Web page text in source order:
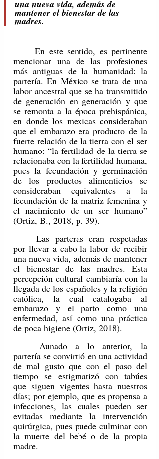
una nueva vida, además de
mantener el bienestar de las
madres.
	En este sentido, es pertinente
mencionar una de las profesiones
más antiguas de la humanidad: la
partería. En México se trata de una
labor ancestral que se ha transmitido
de generación en generación y que
se remonta a la época prehispánica,
en donde los mexicas consideraban
que el embarazo era producto de la
fuerte relación de la tierra con el ser
humano: “la fertilidad de la tierra se
relacionaba con la fertilidad humana,
pues la fecundación y germinación
de los productos alimenticios se
consideraban equivalentes a la
fecundación de la matriz femenina y
el nacimiento de un ser humano”
(Ortiz, B., 2018, p. 39).
	Las parteras eran respetadas
por llevar a cabo la labor de recibir
una nueva vida, además de mantener
el bienestar de las madres. Esta
percepción cultural cambiaría con la
llegada de los españoles y la religión
católica, la cual catalogaba al
embarazo y el parto como una
enfermedad, así como una práctica
de poca higiene (Ortiz, 2018).
partería se convirtió en una actividad
de mal gusto que con el paso del
tiempo se estigmatizó con tabúes
que siguen vigentes hasta nuestros
días; por ejemplo, que es propensa a
infecciones, las cuales pueden ser
evitadas mediante la intervención
quirúrgica, pues puede culminar con
la muerte del bebé o de la propia
madre.